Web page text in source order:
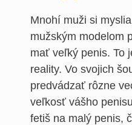
Mnohí muži si
mužským modelom
mať veľký penis. To
reality. Vo svojich
predvádzať rôzne
veľkosť vášho
fetiš na malý penis,